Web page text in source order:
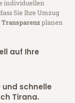
individuellen
Sie Ihre Umzug
planen
auf Ihre
schnelle
Tirana.